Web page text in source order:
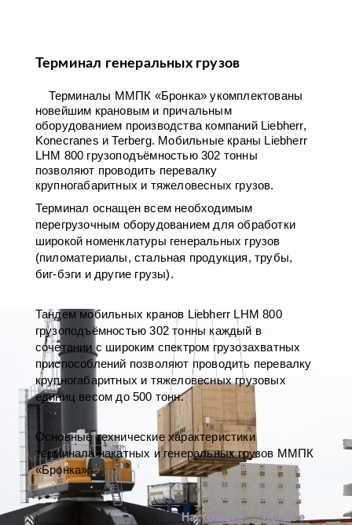
Терминал генеральных грузов
Терминалы ММПК «Бронка» укомплектованы
новейшим крановым и причальным
оборудованием производства компаний Liebherr,
Konecranes и Terberg. Мобильные краны Liebherr
LHM 800 грузоподъёмностью 302 тонны
позволяют проводить перевалку
крупногабаритных и тяжеловесных грузов.
Терминал оснащен всем необходимым
перегрузочным оборудованием для обработки
широкой номенклатуры генеральных грузов
(пиломатериалы, стальная продукция, трубы,
биг-бэги и другие грузы).
Тандем мобильных кранов Liebherr LHM 800
грузоподъёмностью 302 тонны каждый в
сочетании с широким спектром грузозахватных
приспособлений позволяют проводить перевалку
крупногабаритных и тяжеловесных грузовых
единиц весом до 500 тонн.
Основные технические характеристики
терминала накатных и генеральных грузов ММПК
«Бронка»:
Настоящее
Полное